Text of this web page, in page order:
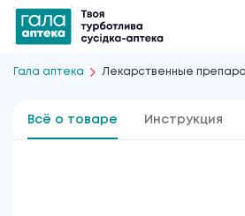
Гала аптека Лекарственные
Всё о товаре Инструкция